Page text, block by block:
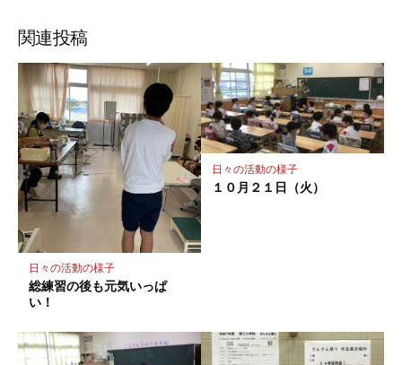
ア
ク
マ
ー
ク
に
保
存
関連投稿
日々の活動の様子
総練習の後も元気いっぱ
い！
日々の活動の様子
１０月２１日（火）